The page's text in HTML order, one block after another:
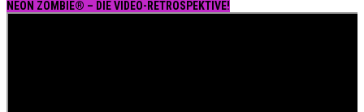
NEON ZOMBIE® – DIE VIDEO-RETROSPEKTIVE!